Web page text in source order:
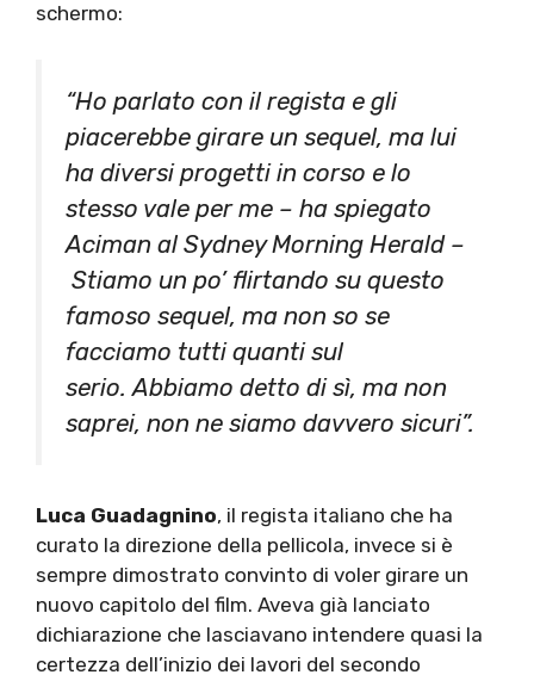
schermo:
“Ho parlato con il regista e gli
piacerebbe girare un sequel, ma lui
ha diversi progetti in corso e lo
stesso vale per me – ha spiegato
Aciman al Sydney Morning Herald–
Stiamo un po’ flirtando su questo
famoso sequel, ma non so se
facciamo tutti quanti sul
serio. Abbiamo detto di sì, ma non
saprei, non ne siamo davvero sicuri”.
Luca Guadagnino, il regista italiano che ha
curato la direzione della pellicola, invece si è
sempre dimostrato convinto di voler girare un
nuovo capitolo del film. Aveva già lanciato
dichiarazione che lasciavano intendere quasi la
certezza dell’inizio dei lavori del secondo